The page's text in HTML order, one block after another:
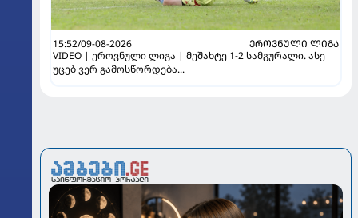
15:52/09-08-2026
ᲔᲠᲝᲕᲜᲣᲚᲘ ᲚᲘᲒᲐ
VIDEO | ეროვნული ლიგა | მეშახტე 1-2 სამგურალი. ასე
უცებ ვერ გამოსწორდება...